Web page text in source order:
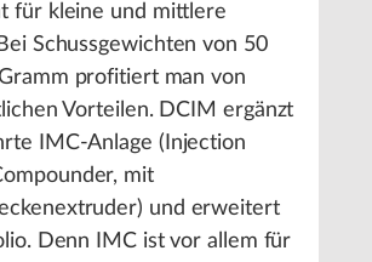
für kleine und mittlere
Schussgewichten von 50
profitiert man von
Vorteilen. DCIM ergänzt
IMC-Anlage (Injection
mit
und erweitert
Denn IMC ist vor allem für